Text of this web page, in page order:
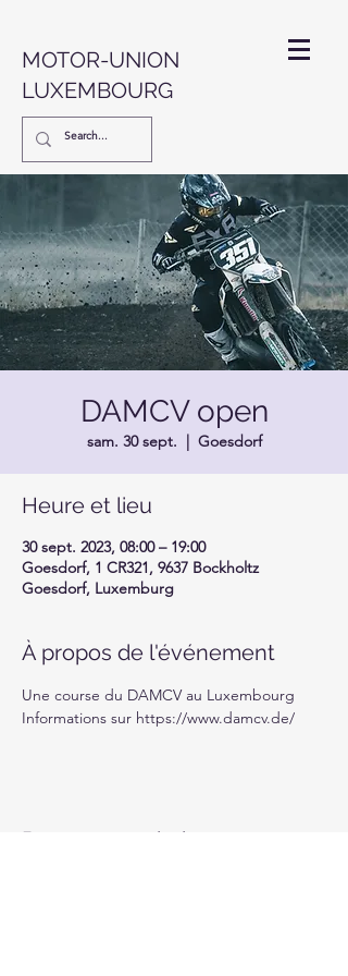
MOTOR-UNION
LUXEMBOURG
DAMCV open
sam. 30 sept.
  |
Goesdorf
Heure et lieu
30 sept. 2023, 08:00 – 19:00
Goesdorf, 1 CR321, 9637 Bockholtz
Goesdorf, Luxemburg
À propos de l'événement
Une course du DAMCV au Luxembourg
Informations sur https://www.damcv.de/
Partager cet événement